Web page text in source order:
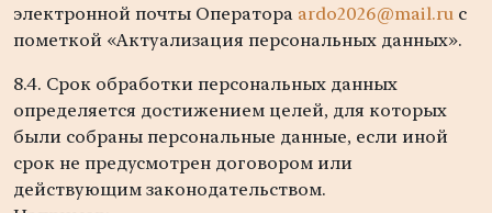
электронной почты Оператора ardo2026@mail.ru с
пометкой «Актуализация персональных данных».
8.4. Срок обработки персональных данных
определяется достижением целей, для которых
были собраны персональные данные, если иной
срок не предусмотрен договором или
действующим законодательством.